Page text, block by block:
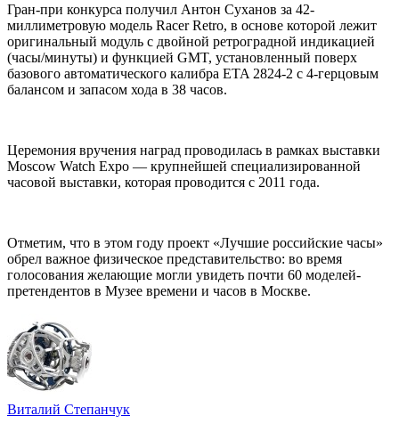
Гран-при конкурса получил Антон Суханов за 42-
миллиметровую модель Racer Retro, в основе которой лежит
оригинальный модуль с двойной ретроградной индикацией
(часы/минуты) и функцией GMT, установленный поверх
базового автоматического калибра ETA 2824-2 с 4-герцовым
балансом и запасом хода в 38 часов.
Церемония вручения наград проводилась в рамках выставки
Moscow Watch Expo — крупнейшей специализированной
часовой выставки, которая проводится с 2011 года.
Отметим, что в этом году проект «Лучшие российские часы»
обрел важное физическое представительство: во время
голосования желающие могли увидеть почти 60 моделей-
претендентов в Музее времени и часов в Москве.
Виталий Степанчук